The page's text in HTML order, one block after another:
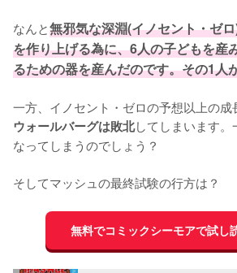
なんと無邪気な深淵(イノセント・ゼ
を作り上げる為に、6人の子どもを産
るための器を産んだのです。その1人
一方、イノセント・ゼロの予想以上の成
ウォールバーグは敗北してしまいます。
なってしまうのでしょう？
そしてマッシュの最終試験の行方は？
無料でコミックシーモアで試し